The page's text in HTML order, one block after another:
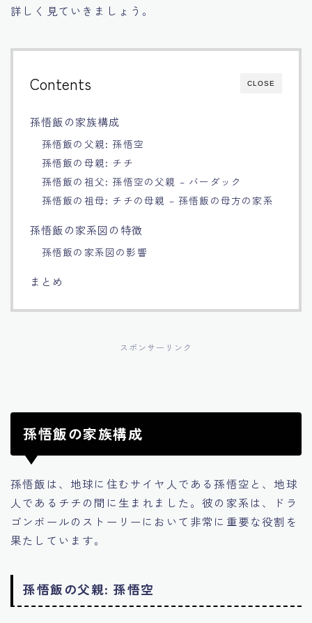
詳しく見ていきましょう。
CLOSE
Contents
孫悟飯の家族構成
孫悟飯の父親: 孫悟空
孫悟飯の母親: チチ
孫悟飯の祖父: 孫悟空の父親 – バーダック
孫悟飯の祖母: チチの母親 – 孫悟飯の母方の家系
孫悟飯の家系図の特徴
孫悟飯の家系図の影響
まとめ
スポンサーリンク
孫悟飯の家族構成
孫悟飯は、地球に住むサイヤ人である孫悟空と、地球
人であるチチの間に生まれました。彼の家系は、ドラ
ゴンボールのストーリーにおいて非常に重要な役割を
果たしています。
孫悟飯の父親: 孫悟空